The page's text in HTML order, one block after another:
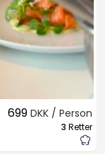
699 DKK / Person
3 Retter